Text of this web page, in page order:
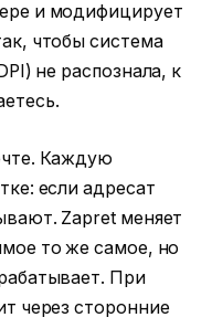
и модифицирует
чтобы система
не распознала, к
Каждую
если адресат
Zapret меняет
то же самое, но
При
через сторонние